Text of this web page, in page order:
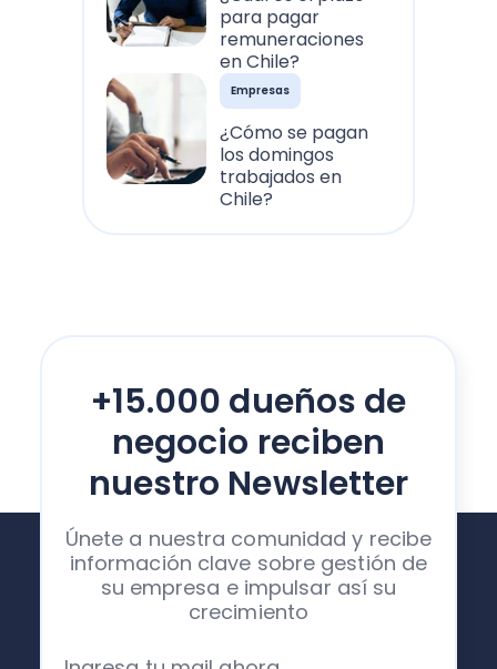
para pagar
remuneraciones
en Chile?
Empresas
¿Cómo se pagan
los domingos
trabajados en
Chile?
+15.000 dueños de
negocio reciben
nuestro Newsletter
Únete a nuestra comunidad y recibe
información clave sobre gestión de
su empresa e impulsar así su
crecimiento